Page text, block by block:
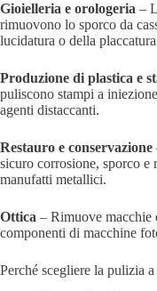
Gioielleria e orologeria –
rimuovono lo sporco da
lucidatura o della
Produzione di plastica e
puliscono stampi a
agenti distaccanti.
Restauro e conservazione
sicuro corrosione, sporco e
manufatti metallici.
Ottica – Rimuove macchie
componenti di macchine
Perché scegliere la pulizia